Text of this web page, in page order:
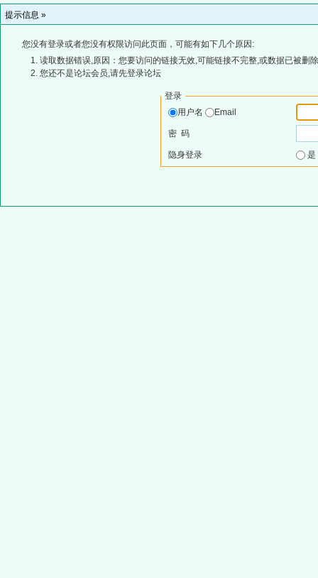
提示信息 »
您没有登录或者您没有权限访问此页面，可能有如下几个原因:
读取数据错误,原因：您要访问的链接无效,可能链接不完整,或数据已被删
您还不是论坛会员,请先登录论坛
登录
用户名
Email
密 码
隐身登录